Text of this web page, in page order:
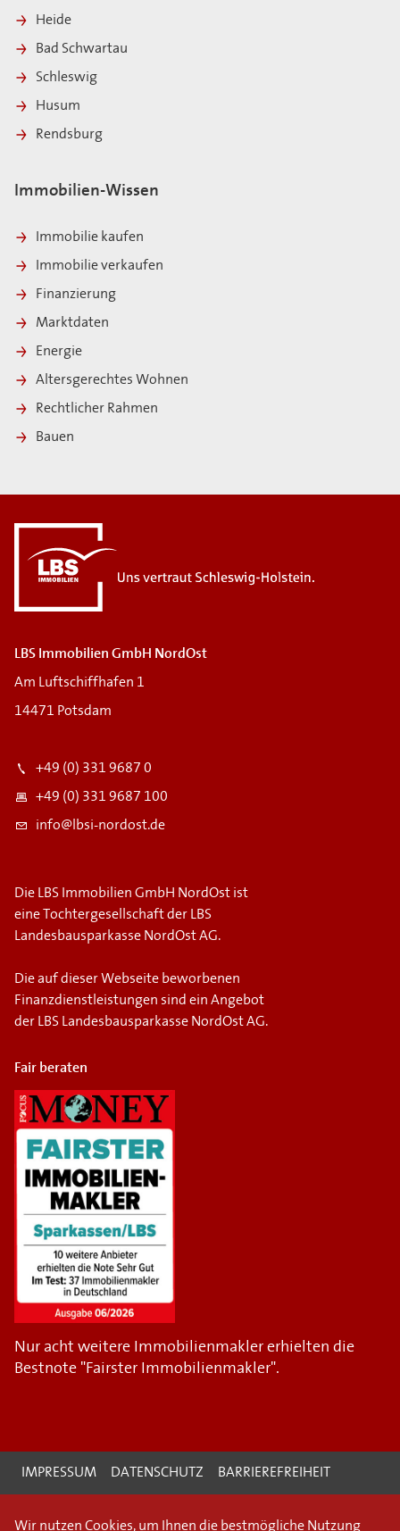
Heide
Bad Schwartau
Schleswig
Husum
Rendsburg
Immobilien-Wissen
Immobilie kaufen
Immobilie verkaufen
Finanzierung
Marktdaten
Energie
Altersgerechtes Wohnen
Rechtlicher Rahmen
Bauen
LBS Immobilien GmbH NordOst
Am Luftschiffhafen 1
14471 Potsdam
+49 (0) 331 9687 0
+49 (0) 331 9687 100
info@lbsi-nordost.de
Die LBS Immobilien GmbH NordOst ist
eine Tochtergesellschaft der LBS
Landesbausparkasse NordOst AG.
Die auf dieser Webseite beworbenen
Finanzdienstleistungen sind ein Angebot
der LBS Landesbausparkasse NordOst AG.
Fair beraten
Nur acht weitere Immobilienmakler erhielten die
Bestnote "Fairster Immobilienmakler".
IMPRESSUM DATENSCHUTZ BARRIEREFREIHEIT
Wir nutzen Cookies, um Ihnen die bestmögliche Nutzung